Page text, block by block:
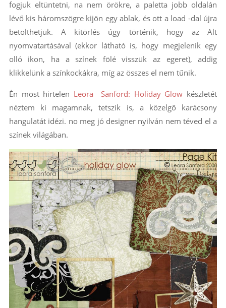
fogjuk eltüntetni, na nem örökre, a paletta jobb oldalán
lévő kis háromszögre kijön egy ablak, és ott a load -dal újra
betölthetjük. A kitörlés úgy történik, hogy az Alt
nyomvatartásával (ekkor látható is, hogy megjelenik egy
olló ikon, ha a színek fölé visszük az egeret), addig
klikkelünk a színkockákra, míg az összes el nem tűnik.
Én most hirtelen Leora Sanford: Holiday Glow készletét
néztem ki magamnak, tetszik is, a közelgő karácsony
hangulatát idézi. no meg jó designer nyilván nem téved el a
színek világában.